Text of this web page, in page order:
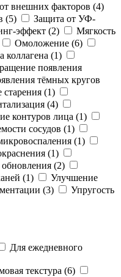
внешних факторов (4)
(5)
Защита от УФ-
эффект (2)
Мягкость
Омоложение (6)
коллагена (1)
появления
тёмных кругов
(1)
(4)
контуров лица (1)
сосудов (1)
(1)
(1)
(2)
(1)
Улучшение
(3)
Упругость
Для ежедневного
текстура (6)